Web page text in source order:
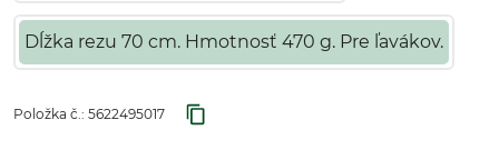
Dĺžka rezu 70 cm. Hmotnosť 470 g. Pre ľavákov.
Položka č.: 5622495017